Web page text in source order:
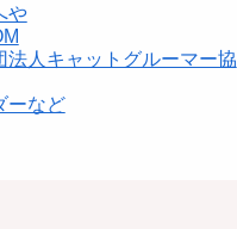
や
法人キャットグルーマー協
ーなど